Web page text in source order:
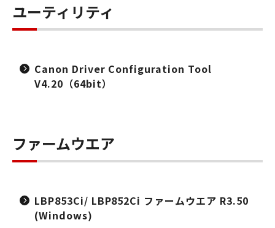
ユーティリティ
Canon Driver Configuration Tool
V4.20（64bit）
ファームウエア
LBP853Ci/ LBP852Ci ファームウエア R3.50
(Windows)